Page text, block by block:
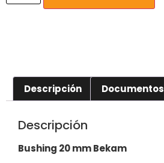
Descripción Documentos
Descripción
Bushing 20 mm Bekam